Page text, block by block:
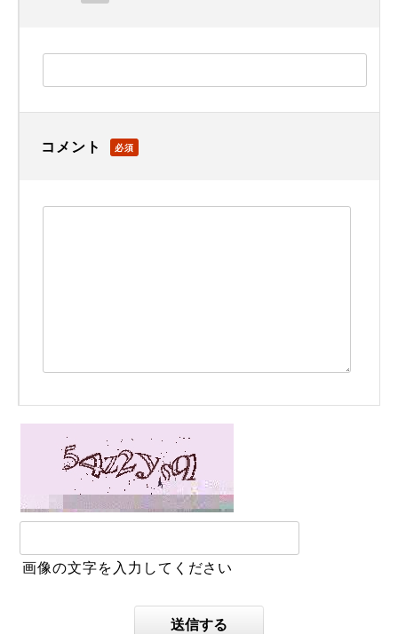
コメント 必須
画像の文字を入力してください
送信する